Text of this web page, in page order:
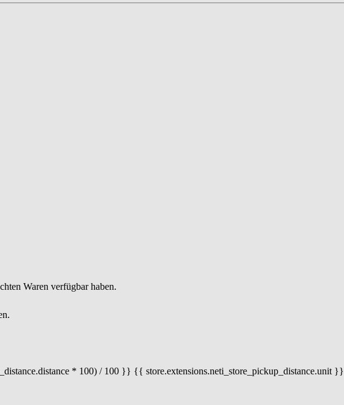
Waren verfügbar haben.
* 100) / 100 }} {{ store.extensions.neti_store_pickup_distance.unit }}